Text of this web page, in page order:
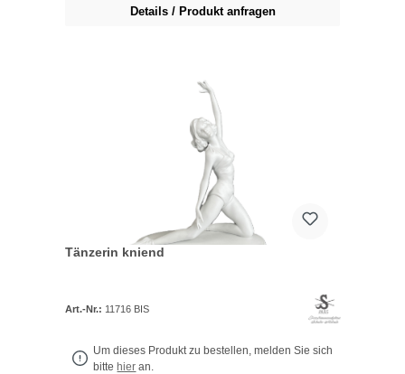
Details / Produkt anfragen
Tänzerin kniend
Art.-Nr.: 11716 BIS
Um dieses Produkt zu bestellen, melden Sie sich
bittehier an.